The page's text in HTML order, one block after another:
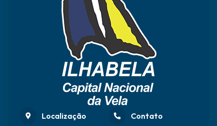
Localização Contato